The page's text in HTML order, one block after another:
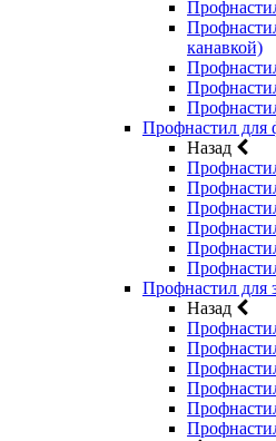
канавкой)
Профнастил для
Назад
Профнастил для
Назад